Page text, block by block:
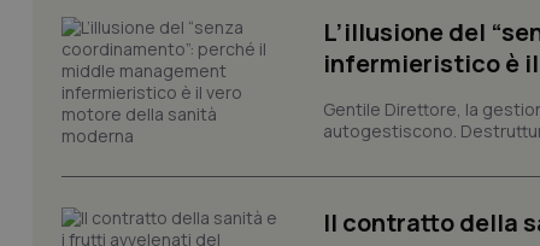
L’illusione del
infermieristico è
Gentile Direttore, la
autogestiscono.
Il contratto della
_ga_0VMQEQKQ1N
VISITOR_INFO1_LIVE
__Secure-YNID
YSC